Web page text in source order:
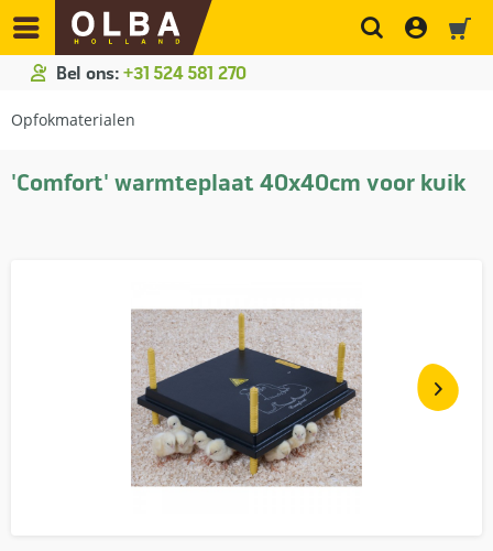
Bel ons: +31 524 581 270
Opfokmaterialen
'Comfort' warmteplaat 40x40cm voor kuik